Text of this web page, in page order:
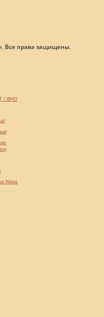
Все права защищены.
/ ВНО
Nova